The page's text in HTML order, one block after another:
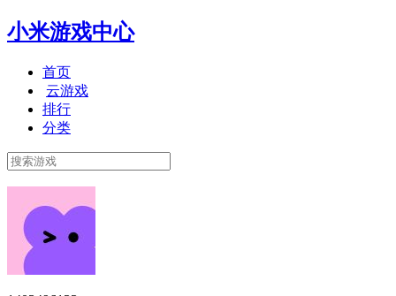
小米游戏中心
首页
云游戏
排行
分类